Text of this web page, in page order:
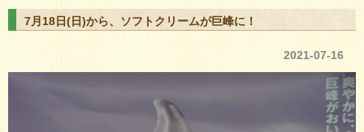
7月18日(日)から、ソフトクリームが巨峰に！
2021-07-16